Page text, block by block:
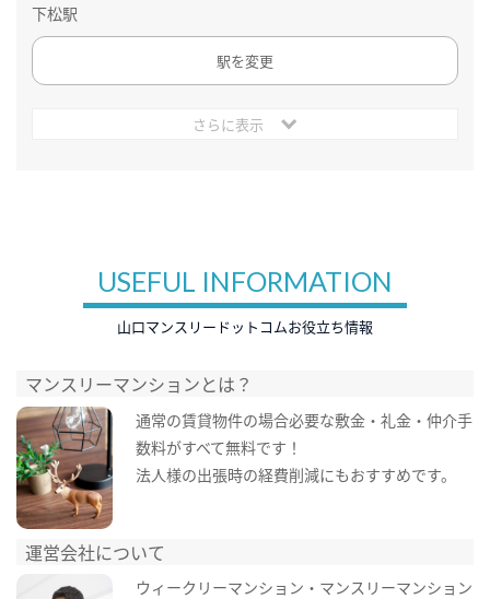
下松駅
駅を変更
さらに表示
USEFUL INFORMATION
山口マンスリードットコムお役立ち情報
マンスリーマンションとは？
通常の賃貸物件の場合必要な敷金・礼金・仲介手
数料がすべて無料です！
法人様の出張時の経費削減にもおすすめです。
運営会社について
ウィークリーマンション・マンスリーマンション